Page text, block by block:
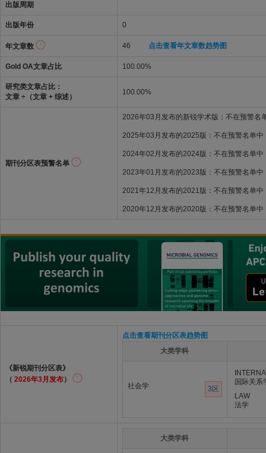
出版周期
出版年份 0
年文章数 46 点击查看年文章数趋势图
Gold OA文章占比 100.00%
研究类文章占比：
文章 ÷（文章 + 综述）
100.00%
期刊分区表预警名单
2026年03月发布的新锐学术版：不在预警名
2025年03月发布的2025版：不在预警名单中
2024年02月发布的2024版：不在预警名单中
2023年01月发布的2023版：不在预警名单中
2021年12月发布的2021版：不在预警名单中
2020年12月发布的2020版：不在预警名单中
《新锐期刊分区表》
（ 2026年3月发布）
点击查看期刊分区表趋势图
大类学科
社会学 3区
国际关系
LAW
法学
大类学科